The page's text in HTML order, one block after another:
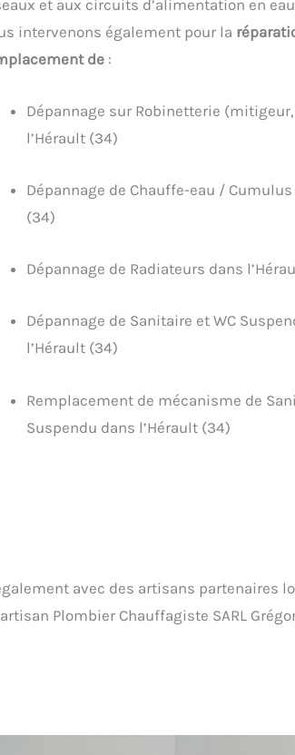
et aux circuits d’alimentation en
intervenons également pour la
de :
Dépannage sur Robinetterie
l’Hérault (34)
Dépannage de Chauffe-eau /
(34)
Dépannage de Radiateurs dans
Dépannage de Sanitaire et WC
l’Hérault (34)
Remplacement de mécanisme de
Suspendu dans l’Hérault (34)
avec des artisans partenaires
Plombier Chauffagiste SARL